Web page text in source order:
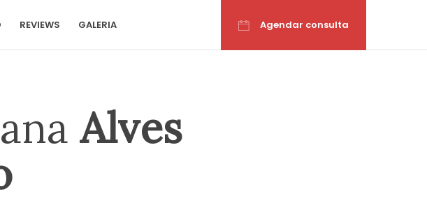
REVIEWS GALERIA Agendar consulta
Alves